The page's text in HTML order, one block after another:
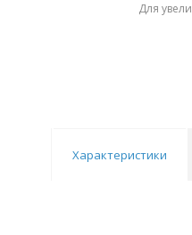
Для
Характеристики